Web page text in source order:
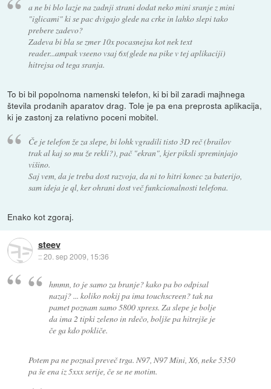
a ne bi blo lazje na zadnji strani dodat neko mini sranje z mini
"iglicami" ki se pac dvigajo glede na crke in lahko slepi tako
prebere zadevo?
Zadeva bi bla se zmer 10x pocasnejsa kot nek text
reader...ampak vseeno vsaj 6x(glede na pike v tej aplikaciji)
hitrejsa od tega sranja.
To bi bil popolnoma namenski telefon, ki bi bil zaradi majhnega
števila prodanih aparatov drag. Tole je pa ena preprosta aplikacija,
ki je zastonj za relativno poceni mobitel.
Če je telefon že za slepe, bi lohk vgradili tisto 3D reč (brailov
trak al kaj so mu že rekli?), pač "ekran", kjer piksli spreminjajo
višino.
Saj vem, da je treba dost razvoja, da ni to hitri konec za baterijo,
sam ideja je ql, ker ohrani dost več funkcionalnosti telefona.
Enako kot zgoraj.
steev
::20. sep 2009, 15:36
hmmn, to je samo za branje? kako pa bo odpisal
nazaj? ... koliko nokij pa ima touchscreen? tak na
pamet poznam samo 5800 xpress. Za slepe je bolje
da ima 2 tipki zeleno in rdečo, boljše pa hitrejše je
če ga kdo pokliče.
Potem pa ne poznaš preveč trga. N97, N97 Mini, X6, neke 5350
pa še ena iz 5xxx serije, če se ne motim.